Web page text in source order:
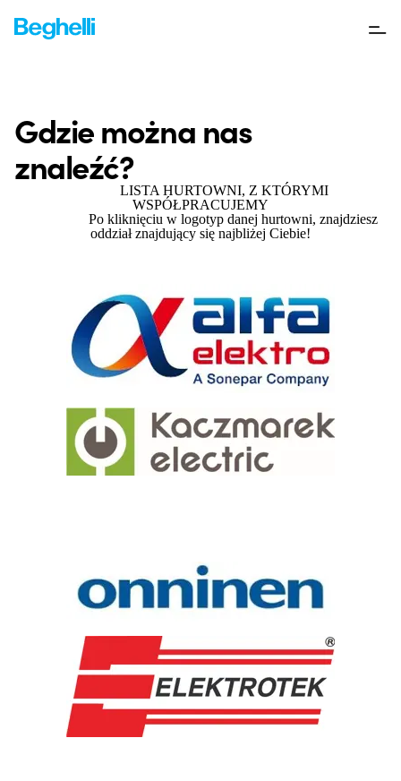
Gdzie można nas
znaleźć?
LISTA HURTOWNI, Z KTÓRYMI
WSPÓŁPRACUJEMY
Po kliknięciu w logotyp danej hurtowni, znajdziesz
oddział znajdujący się najbliżej Ciebie!